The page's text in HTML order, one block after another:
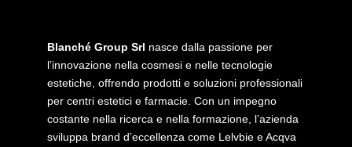
Blanché Group Srl nasce dalla passione per
l’innovazione nella cosmesi e nelle tecnologie
estetiche, offrendo prodotti e soluzioni professionali
per centri estetici e farmacie. Con un impegno
costante nella ricerca e nella formazione, l’azienda
sviluppa brand d’eccellenza come Lelvbie e Acqva